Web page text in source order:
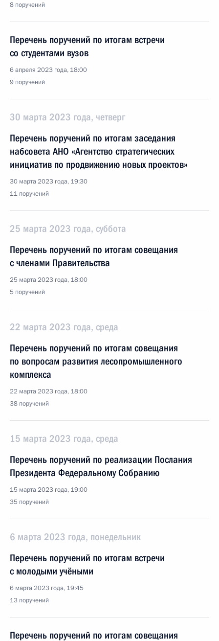
8 поручений
Перечень поручений по итогам встречи
со студентами вузов
6 апреля 2023 года, 18:00
9 поручений
30 марта 2023 года, четверг
Перечень поручений по итогам заседания
набсовета АНО «Агентство стратегических
инициатив по продвижению новых проектов»
30 марта 2023 года, 19:30
11 поручений
25 марта 2023 года, суббота
Перечень поручений по итогам совещания
с членами Правительства
25 марта 2023 года, 18:00
5 поручений
22 марта 2023 года, среда
Перечень поручений по итогам совещания
по вопросам развития лесопромышленного
комплекса
22 марта 2023 года, 18:00
38 поручений
15 марта 2023 года, среда
Перечень поручений по реализации Послания
Президента Федеральному Собранию
15 марта 2023 года, 19:00
35 поручений
6 марта 2023 года, понедельник
Перечень поручений по итогам встречи
с молодыми учёными
6 марта 2023 года, 19:45
13 поручений
Перечень поручений по итогам совещания